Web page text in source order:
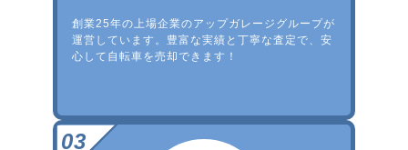
創業25年の上場企業のアップガレージグループが
運営しています。豊富な実績と丁寧な査定で、安
心して自転車を売却できます！